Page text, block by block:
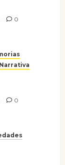
0
Narrativa
0